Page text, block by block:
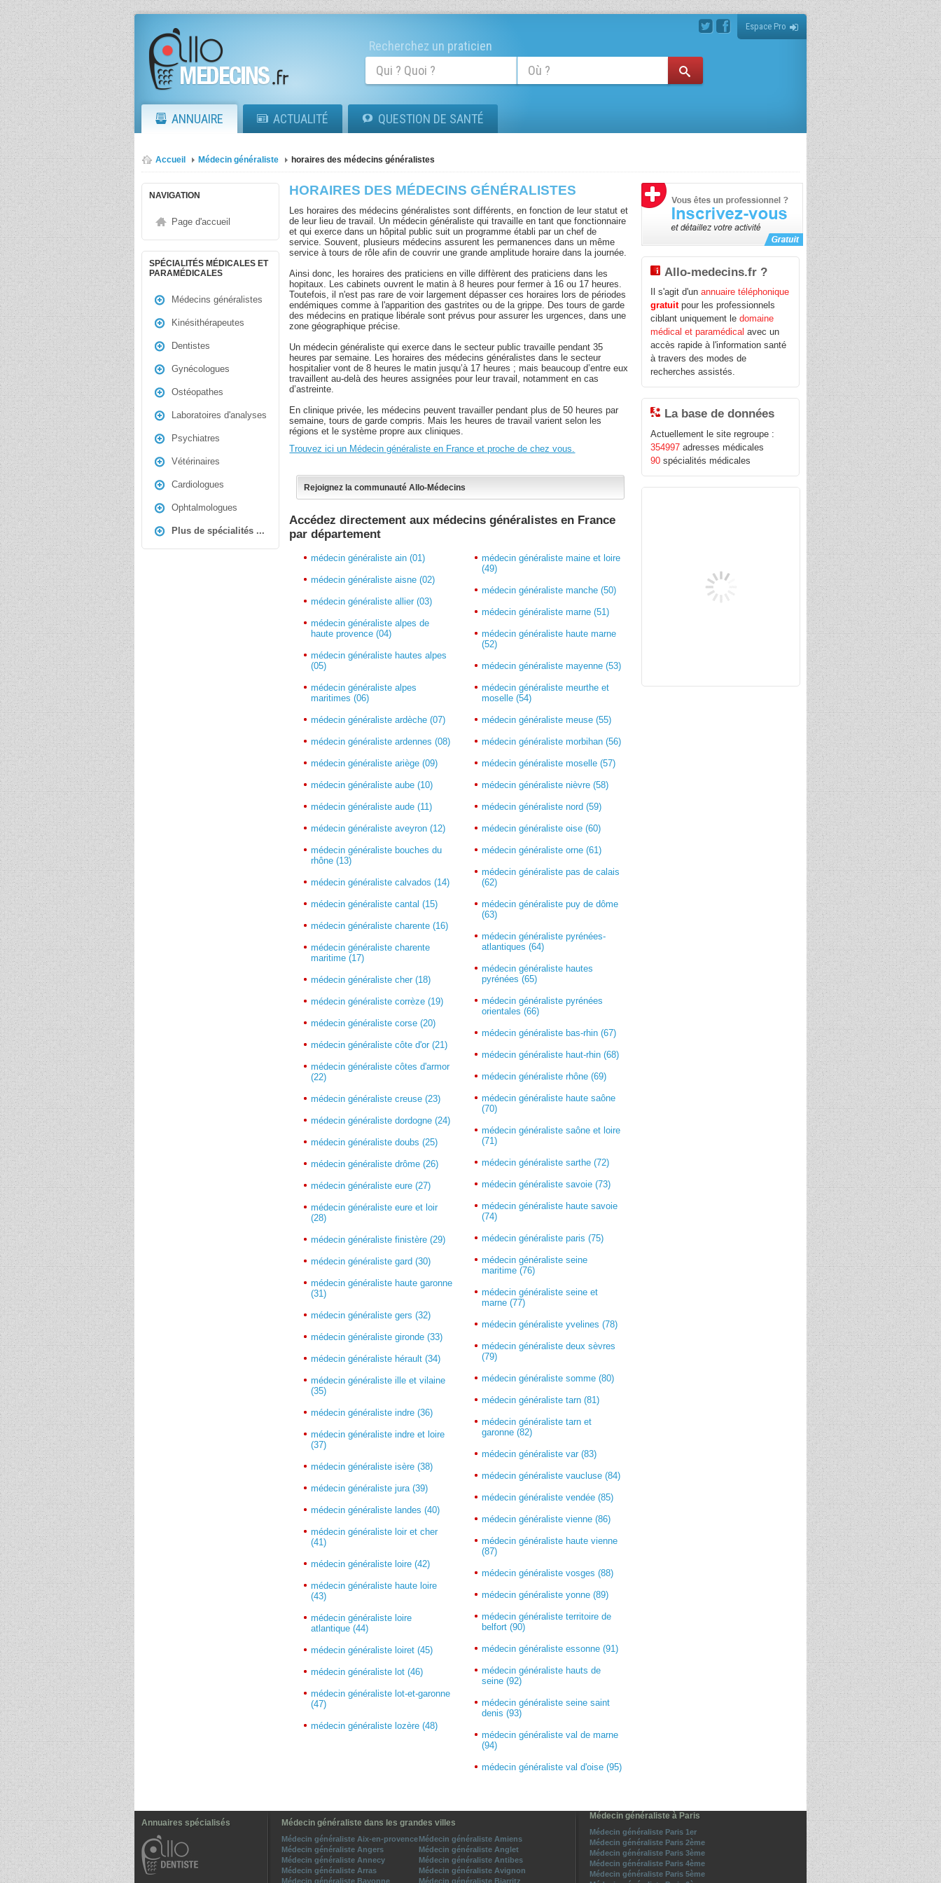
Espace Pro
Recherchez un praticien
ANNUAIRE ACTUALITÉ QUESTION DE SANTÉ
Accueil Médecin généraliste horaires des médecins généralistes
NAVIGATION
Page d'accueil
SPÉCIALITÉS MÉDICALES ET
PARAMÉDICALES
Médecins généralistes
Kinésithérapeutes
Dentistes
Gynécologues
Ostéopathes
Laboratoires d'analyses
Psychiatres
Vétérinaires
Cardiologues
Ophtalmologues
Plus de spécialités ...
HORAIRES DES MÉDECINS GÉNÉRALISTES
Les horaires des médecins généralistes sont différents, en fonction de leur statut et
de leur lieu de travail. Un médecin généraliste qui travaille en tant que fonctionnaire
et qui exerce dans un hôpital public suit un programme établi par un chef de
service. Souvent, plusieurs médecins assurent les permanences dans un même
service à tours de rôle afin de couvrir une grande amplitude horaire dans la journée.
Ainsi donc, les horaires des praticiens en ville diffèrent des praticiens dans les
hopitaux. Les cabinets ouvrent le matin à 8 heures pour fermer à 16 ou 17 heures.
Toutefois, il n'est pas rare de voir largement dépasser ces horaires lors de périodes
endémiques comme à l'apparition des gastrites ou de la grippe. Des tours de garde
des médecins en pratique libérale sont prévus pour assurer les urgences, dans une
zone géographique précise.
Un médecin généraliste qui exerce dans le secteur public travaille pendant 35
heures par semaine. Les horaires des médecins généralistes dans le secteur
hospitalier vont de 8 heures le matin jusqu’à 17 heures ; mais beaucoup d’entre eux
travaillent au-delà des heures assignées pour leur travail, notamment en cas
d’astreinte.
En clinique privée, les médecins peuvent travailler pendant plus de 50 heures par
semaine, tours de garde compris. Mais les heures de travail varient selon les
régions et le système propre aux cliniques.
Trouvez ici un Médecin généraliste en France et proche de chez vous.
Rejoignez la communauté Allo-Médecins
Accédez directement aux médecins généralistes en France
par département
médecin généraliste ain (01)
médecin généraliste aisne (02)
médecin généraliste allier (03)
médecin généraliste alpes de
haute provence (04)
médecin généraliste hautes alpes
(05)
médecin généraliste alpes
maritimes (06)
médecin généraliste ardèche (07)
médecin généraliste ardennes (08)
médecin généraliste ariège (09)
médecin généraliste aube (10)
médecin généraliste aude (11)
médecin généraliste aveyron (12)
médecin généraliste bouches du
rhône (13)
médecin généraliste calvados (14)
médecin généraliste cantal (15)
médecin généraliste charente (16)
médecin généraliste charente
maritime (17)
médecin généraliste cher (18)
médecin généraliste corrèze (19)
médecin généraliste corse (20)
médecin généraliste côte d'or (21)
médecin généraliste côtes d'armor
(22)
médecin généraliste creuse (23)
médecin généraliste dordogne (24)
médecin généraliste doubs (25)
médecin généraliste drôme (26)
médecin généraliste eure (27)
médecin généraliste eure et loir
(28)
médecin généraliste finistère (29)
médecin généraliste gard (30)
médecin généraliste haute garonne
(31)
médecin généraliste gers (32)
médecin généraliste gironde (33)
médecin généraliste hérault (34)
médecin généraliste ille et vilaine
(35)
médecin généraliste indre (36)
médecin généraliste indre et loire
(37)
médecin généraliste isère (38)
médecin généraliste jura (39)
médecin généraliste landes (40)
médecin généraliste loir et cher
(41)
médecin généraliste loire (42)
médecin généraliste haute loire
(43)
médecin généraliste loire
atlantique (44)
médecin généraliste loiret (45)
médecin généraliste lot (46)
médecin généraliste lot-et-garonne
(47)
médecin généraliste lozère (48)
médecin généraliste maine et loire
(49)
médecin généraliste manche (50)
médecin généraliste marne (51)
médecin généraliste haute marne
(52)
médecin généraliste mayenne (53)
médecin généraliste meurthe et
moselle (54)
médecin généraliste meuse (55)
médecin généraliste morbihan (56)
médecin généraliste moselle (57)
médecin généraliste nièvre (58)
médecin généraliste nord (59)
médecin généraliste oise (60)
médecin généraliste orne (61)
médecin généraliste pas de calais
(62)
médecin généraliste puy de dôme
(63)
médecin généraliste pyrénées-
atlantiques (64)
médecin généraliste hautes
pyrénées (65)
médecin généraliste pyrénées
orientales (66)
médecin généraliste bas-rhin (67)
médecin généraliste haut-rhin (68)
médecin généraliste rhône (69)
médecin généraliste haute saône
(70)
médecin généraliste saône et loire
(71)
médecin généraliste sarthe (72)
médecin généraliste savoie (73)
médecin généraliste haute savoie
(74)
médecin généraliste paris (75)
médecin généraliste seine
maritime (76)
médecin généraliste seine et
marne (77)
médecin généraliste yvelines (78)
médecin généraliste deux sèvres
(79)
médecin généraliste somme (80)
médecin généraliste tarn (81)
médecin généraliste tarn et
garonne (82)
médecin généraliste var (83)
médecin généraliste vaucluse (84)
médecin généraliste vendée (85)
médecin généraliste vienne (86)
médecin généraliste haute vienne
(87)
médecin généraliste vosges (88)
médecin généraliste yonne (89)
médecin généraliste territoire de
belfort (90)
médecin généraliste essonne (91)
médecin généraliste hauts de
seine (92)
médecin généraliste seine saint
denis (93)
médecin généraliste val de marne
(94)
médecin généraliste val d'oise (95)
Allo-medecins.fr ?
Il s'agit d'unannuaire téléphonique
gratuitpour les professionnels
ciblant uniquement ledomaine
médical et paramédical avec un
accès rapide à l'information santé
à travers des modes de
recherches assistés.
La base de données
Actuellement le site regroupe :
354997 adresses médicales
90 spécialités médicales
Annuaires spécialisés Médecin généraliste dans les grandes villes
Médecin généraliste Aix-en-provenceMédecin généraliste Amiens
Médecin généraliste Angers
Médecin généraliste Anglet
Médecin généraliste Annecy
Médecin généraliste Antibes
Médecin généraliste Arras
Médecin généraliste Avignon
Médecin généraliste Bayonne
Médecin généraliste Biarritz
Médecin généraliste à Paris
Médecin généraliste Paris 1er
Médecin généraliste Paris 2ème
Médecin généraliste Paris 3ème
Médecin généraliste Paris 4ème
Médecin généraliste Paris 5ème